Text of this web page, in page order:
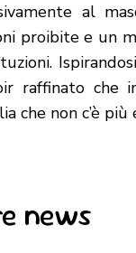
al
proibite e un
raffinato che
che non c’è
news